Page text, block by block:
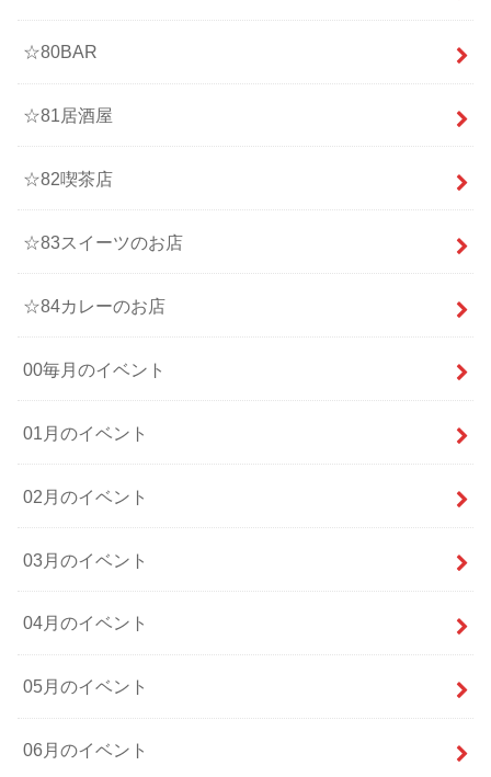
☆80BAR
☆81居酒屋
☆82喫茶店
☆83スイーツのお店
☆84カレーのお店
00毎月のイベント
01月のイベント
02月のイベント
03月のイベント
04月のイベント
05月のイベント
06月のイベント